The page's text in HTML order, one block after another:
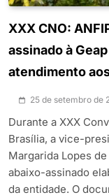
XXX CNO:
assinado à
atendimento
25 de setembro de
Durante a XXX
Brasília, a vice-
Margarida Lopes
abaixo-assinado
da entidade. O